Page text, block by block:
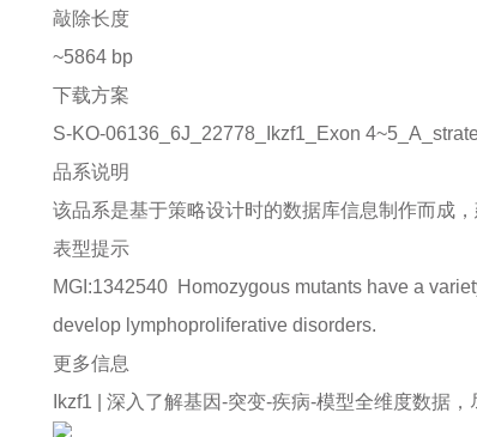
敲除长度
~5864 bp
下载方案
S-KO-06136_6J_22778_Ikzf1_Exon
品系说明
该品系是基于策略设计时的数据库信息制作而成
表型提示
MGI:1342540 Homozygous mutants have a
develop lymphoproliferative disorders.
更多信息
Ikzf1 | 深入了解基因-突变-疾病-模型全维度数据